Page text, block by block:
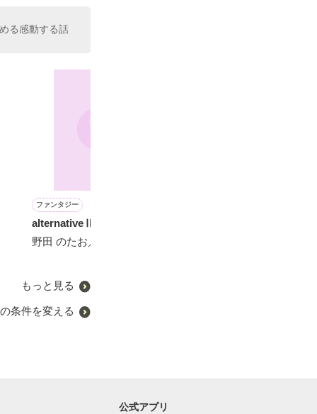
る感動する話
ファンタジー
alternativeⅡ
野田 のたお／著
もっと見る
条件を変える
公式アプリ